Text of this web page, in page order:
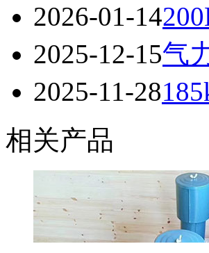
2026-01-14
2025-12-15气
2025-11-28
相关产品